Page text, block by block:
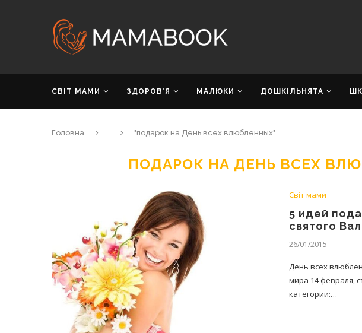
СВІТ МАМИ ЗДОРОВ’Я МАЛЮКИ ДОШКІЛЬНЯТА
Головна "подарок на День всех влюбленных"
ПОДАРОК НА ДЕНЬ ВСЕХ
Світ мами
5 идей
святого
26/01/2015
День всех
мира 14 февраля,
категории:…